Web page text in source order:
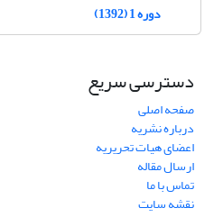
دوره 1 (1392)
دسترسی سریع
صفحه اصلی
درباره نشریه
اعضای هیات تحریریه
ارسال مقاله
تماس با ما
نقشه سایت